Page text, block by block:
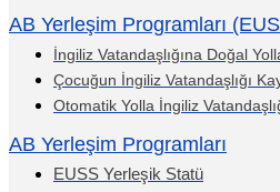
AB Yerleşim Programları
İngiliz Vatandaşlığına Doğal
Çocuğun İngiliz Vatandaşlığı
Otomatik Yolla İngiliz
AB Yerleşim Programları
EUSS Yerleşik Statü